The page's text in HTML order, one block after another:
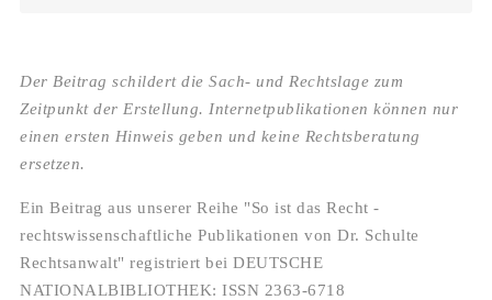
Der Beitrag schildert die Sach- und Rechtslage zum
Zeitpunkt der Erstellung. Internetpublikationen können nur
einen ersten Hinweis geben und keine Rechtsberatung
ersetzen.
Ein Beitrag aus unserer Reihe "So ist das Recht -
rechtswissenschaftliche Publikationen von Dr. Schulte
Rechtsanwalt" registriert bei DEUTSCHE
NATIONALBIBLIOTHEK: ISSN 2363-6718